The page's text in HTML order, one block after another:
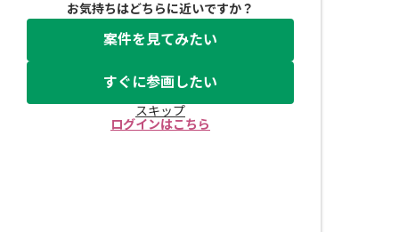
お気持ちはどちらに近いですか？
案件を見てみたい
すぐに参画したい
スキップ
ログインはこちら